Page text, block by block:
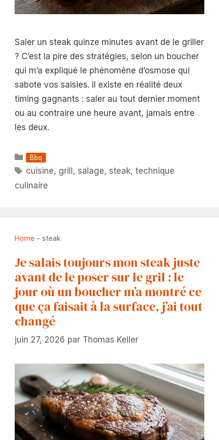
Saler un steak quinze minutes avant de le griller
? C’est la pire des stratégies, selon un boucher
qui m’a expliqué le phénomène d’osmose qui
sabote vos saisies. Il existe en réalité deux
timing gagnants : saler au tout dernier moment
ou au contraire une heure avant, jamais entre
les deux.
Catégories
Bbq
Étiquettes
cuisine, grill, salage, steak,technique
culinaire
Home - steak
Je salais toujours mon steak juste
avant de le poser sur le gril : le
jour où un boucher m’a montré ce
que ça faisait à la surface, j’ai tout
changé
juin 27, 2026 par Thomas Keller